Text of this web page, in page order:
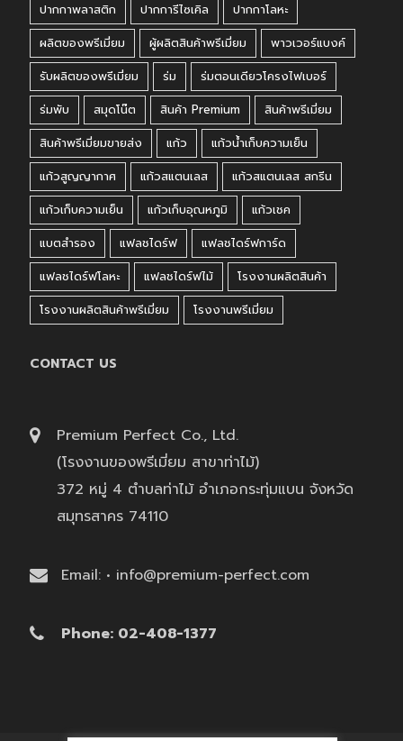
ปากกาพลาสติก
ปากการีไซเคิล
ปากกาโลหะ
ผลิตของพรีเมี่ยม
ผู้ผลิตสินค้าพรีเมี่ยม
พาวเวอร์แบงค์
รับผลิตของพรีเมี่ยม
ร่ม
ร่มตอนเดียวโครงไฟเบอร์
ร่มพับ
สมุดโน๊ต สินค้า Premium
สินค้าพรีเมี่ยม
สินค้าพรีเมี่ยมขายส่ง
แก้ว
แก้วน้ำเก็บความเย็น
แก้วสูญญากาศ
แก้วสแตนเลส
แก้วสแตนเลส สกรีน
แก้วเก็บความเย็น
แก้วเก็บอุณหภูมิ
แก้วเชค
แบตสำรอง
แฟลชไดร์ฟ
แฟลชไดร์ฟการ์ด
แฟลชไดร์ฟโลหะ
แฟลชไดร์ฟไม้
โรงงานผลิตสินค้า
โรงงานผลิตสินค้าพรีเมี่ยม
โรงงานพรีเมี่ยม
CONTACT US
Premium Perfect Co., Ltd.
(โรงงานของพรีเมี่ยม สาขาท่าไม้)
372 หมู่ 4 ตำบลท่าไม้ อำเภอกระทุ่มแบน จังหวัด
สมุทรสาคร 74110
Email: • info@premium-perfect.com
Phone: 02-408-1377